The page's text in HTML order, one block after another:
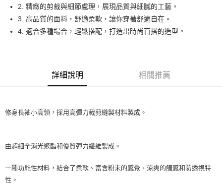
全盈+PAY
ATM付款
每筆NT$60
每筆NT$60
2. 精緻的剪裁與細節處理，展現品質與細膩的工藝。
3. 高品質的面料，舒適柔軟，讓你穿著舒適自在。
4. 適合多種場合，輕鬆搭配，打造出時尚百搭的造型。
詳細說明 相關推薦
修身長袖小高領，採用高彈力裁剪縫製材料製成。
由超細全消光聚酯和優質彈力纖維製成。
一種功能性材料，結合了柔軟、富含粉末的感覺、涼爽的觸感和防透視特
性。